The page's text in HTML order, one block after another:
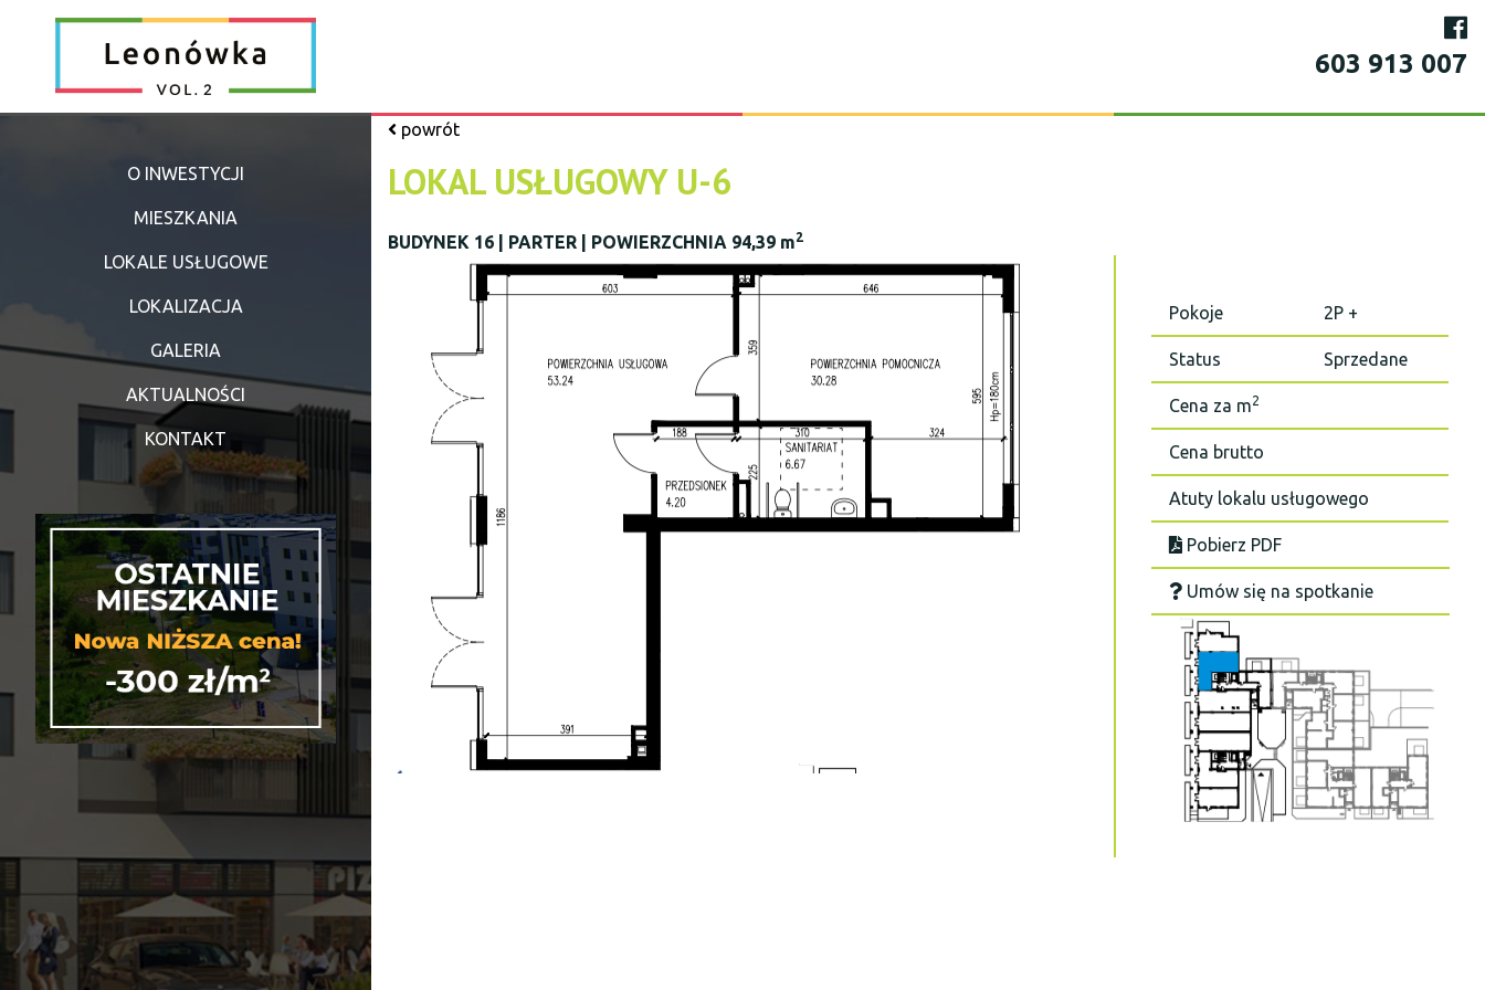
603 913 007
O INWESTYCJI
MIESZKANIA
LOKALE USŁUGOWE
LOKALIZACJA
GALERIA
AKTUALNOŚCI
KONTAKT
powrót
LOKAL USŁUGOWY U-6
BUDYNEK 16 | PARTER | POWIERZCHNIA 94,39 m2
Pokoje 2P +
Status Sprzedane
Cena za m2
Cena brutto
Atuty lokalu usługowego
Pobierz PDF
Umów się na spotkanie